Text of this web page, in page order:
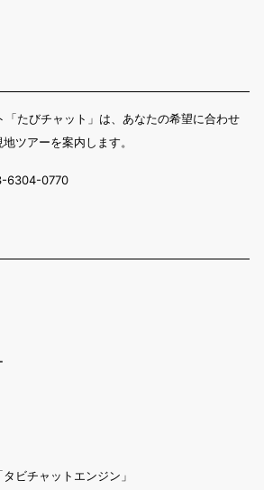
「たびチャット」は、あなたの希望に合わせ
ツアーを案内します。
6304-0770
ビチャットエンジン」